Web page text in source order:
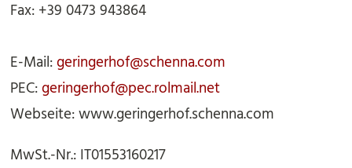
Fax: +39 0473 943864
E-Mail:geringerhof@schenna.com
PEC:geringerhof@pec.rolmail.net
Webseite:www.geringerhof.schenna.com
MwSt.-Nr.: IT01553160217